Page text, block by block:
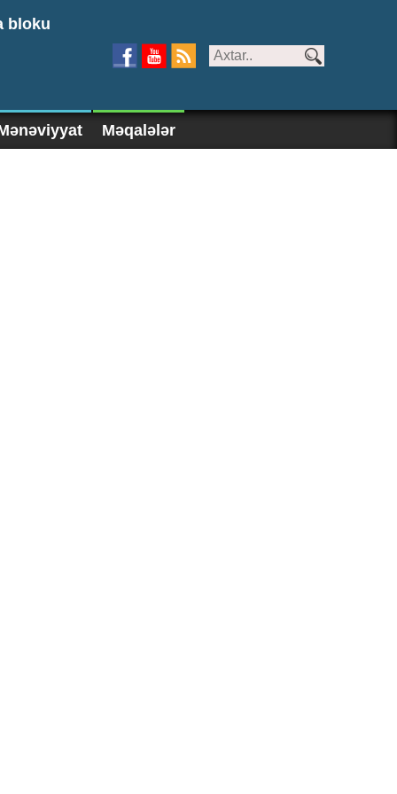
bloku
Məqalələr